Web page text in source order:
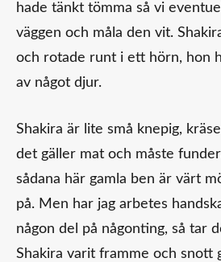
hade tänkt tömma så vi
väggen och måla den vit.
och rotade runt i ett hörn, hon
av något djur.
Shakira är lite små knepig,
det gäller mat och måste
sådana här gamla ben är värt
på. Men har jag arbetes
någon del på någonting, så tar
Shakira varit framme och snott